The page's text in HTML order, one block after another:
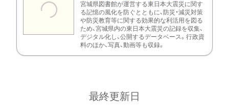
宮城県図書館が運営する東日本大震災に関す
る記憶の風化を防ぐとともに、防災・減災対策
や防災教育等に関する効果的な利活用を図る
ため、宮城県内の東日本大震災の記録を収集、
デジタル化し、公開するデータベース。行政資
料のほか、写真、動画等も収録。
最終更新日